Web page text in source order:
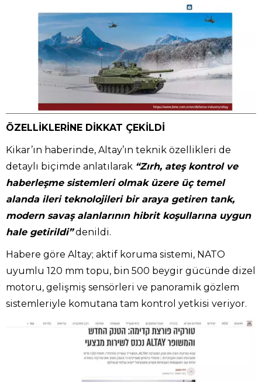
ÖZELLİKLERİNE DİKKAT ÇEKİLDİ
Kikar’ın haberinde, Altay’ın teknik özellikleri de
detaylı biçimde anlatılarak “Zırh, ateş kontrol ve
haberleşme sistemleri olmak üzere üç temel
alanda ileri teknolojileri bir araya getiren tank,
modern savaş alanlarının hibrit koşullarına uygun
hale getirildi”denildi.
Habere göre Altay; aktif koruma sistemi, NATO
uyumlu 120 mm topu, bin 500 beygir gücünde dizel
motoru, gelişmiş sensörleri ve panoramik gözlem
sistemleriyle komutana tam kontrol yetkisi veriyor.